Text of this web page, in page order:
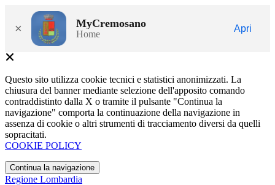
× MyCremosano
Home
Apri
Questo sito utilizza cookie tecnici e statistici anonimizzati. La
chiusura del banner mediante selezione dell'apposito comando
contraddistinto dalla X o tramite il pulsante "Continua la
navigazione" comporta la continuazione della navigazione in
assenza di cookie o altri strumenti di tracciamento diversi da quelli
sopracitati.
COOKIE POLICY
Continua la navigazione
Regione Lombardia